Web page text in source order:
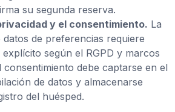
su segunda reserva.
y el consentimiento. La
de preferencias requiere
según el RGPD y marcos
consentimiento debe captarse en el
de datos y almacenarse
del huésped.